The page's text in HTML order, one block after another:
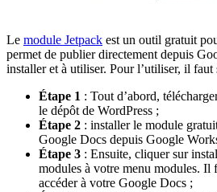
Le module Jetpack est un outil gratuit
permet de publier directement depuis
installer et à utiliser. Pour l’utiliser, il faut
Étape 1 : Tout d’abord,
le dépôt de WordPress ;
Étape 2 : installer le module
Google Docs depuis Google
Étape 3 : Ensuite, cliquer sur
modules à votre menu modules. Il
accéder à votre Google Docs ;